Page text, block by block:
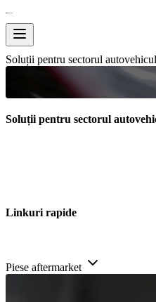
Soluții pentru sectorul
Soluții pentru sectorul
Linkuri rapide
Piese aftermarket